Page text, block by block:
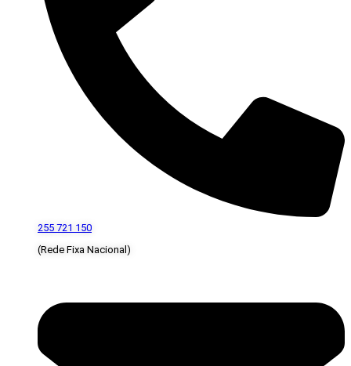
255 721 150
(Rede Fixa Nacional)